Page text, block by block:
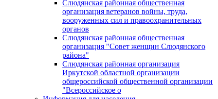
Слюдянская районная общественная
организация ветеранов войны, труда,
вооруженных сил и правоохранительных
органов
Слюдянская районная общественная
организация "Совет женщин Слюдянского
района"
Слюдянская районная организация
Иркутской областной организации
общероссийской общественной организации
"Всероссийское о